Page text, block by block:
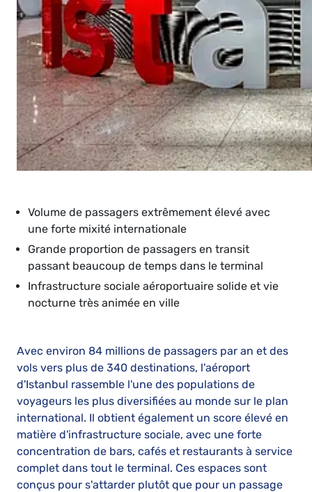
Volume de passagers extrêmement élevé avec
une forte mixité internationale
Grande proportion de passagers en transit
passant beaucoup de temps dans le terminal
Infrastructure sociale aéroportuaire solide et vie
nocturne très animée en ville
Avec environ 84 millions de passagers par an et des
vols vers plus de 340 destinations, l'aéroport
d'Istanbul rassemble l'une des populations de
voyageurs les plus diversifiées au monde sur le plan
international. Il obtient également un score élevé en
matière d'infrastructure sociale, avec une forte
concentration de bars, cafés et restaurants à service
complet dans tout le terminal. Ces espaces sont
conçus pour s'attarder plutôt que pour un passage